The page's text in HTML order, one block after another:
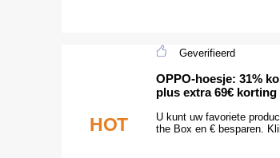
HOT
Geverifieerd
OPPO-hoesje: 31%
plus extra 69€ korting
U kunt uw favoriete
the Box en € besparen.